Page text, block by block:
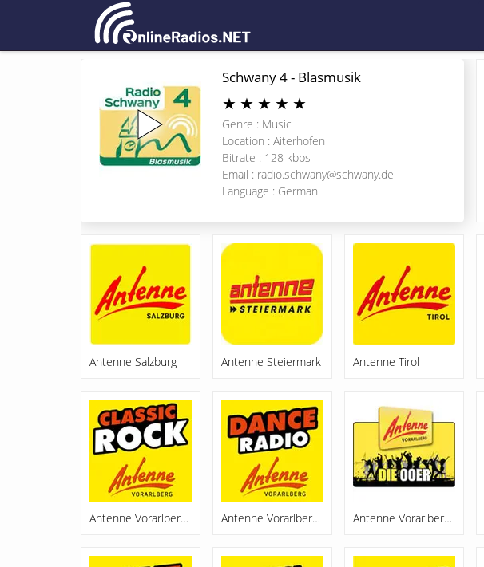
Schwany 4 - Blasmusik
★ ★ ★ ★ ★
Genre : Music
Location : Aiterhofen
Bitrate : 128 kbps
Email : radio.schwany@schwany.de
Language : German
Antenne Salzburg Antenne Steiermark Antenne Tirol
Antenne Vorarlberg Classic Rock Antenne Vorarlberg Dance Radio Antenne Vorarlberg Die 00er